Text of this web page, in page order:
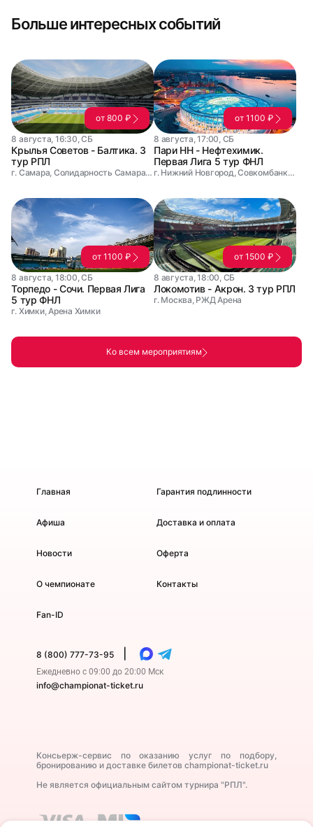
Больше интересных событий
от 800 ₽
8 августа, 16:30, СБ
Крылья Советов - Балтика. 3
тур РПЛ
г. Самара, Солидарность Самара Арена
от 1100 ₽
8 августа, 17:00, СБ
Пари НН - Нефтехимик.
Первая Лига 5 тур ФНЛ
г. Нижний Новгород, Совкомбанк Арена
от 1100 ₽
8 августа, 18:00, СБ
Торпедо - Сочи. Первая Лига
5 тур ФНЛ
г. Химки, Арена Химки
от 1500 ₽
8 августа, 18:00, СБ
Локомотив - Акрон. 3 тур РПЛ
г. Москва, РЖД Арена
Ко всем мероприятиям
Главная
Афиша
Новости
О чемпионате
Fan-ID
Гарантия подлинности
Доставка и оплата
Оферта
Контакты
8 (800) 777-73-95
Ежедневно с 09:00 до 20:00 Мск
info@championat-ticket.ru
Консьерж-сервис по оказанию услуг по подбору,
бронированию и доставке билетов championat-ticket.ru
Не является официальным сайтом турнира "РПЛ".